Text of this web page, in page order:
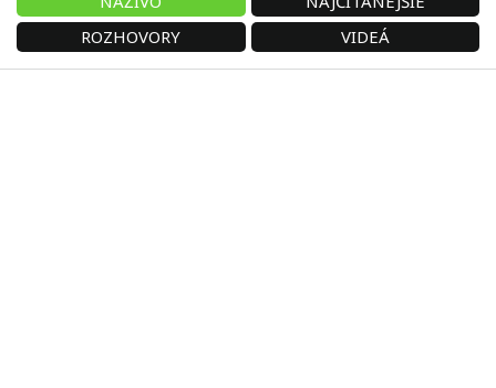
ROZHOVORY
VIDEÁ